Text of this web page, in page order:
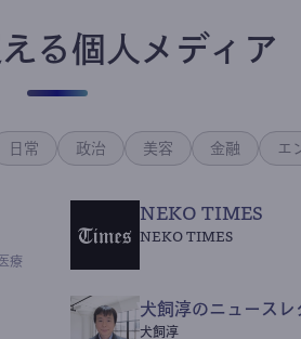
る個人メディア
日常 政治 美容 金融 エ
医療
NEKO TIMES
NEKO TIMES
犬飼淳のニュースレ
犬飼淳